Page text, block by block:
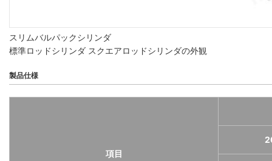
スリムバルパックシリンダ
標準ロッドシリンダ スクエアロッドシリンダの外観
製品仕様
項目